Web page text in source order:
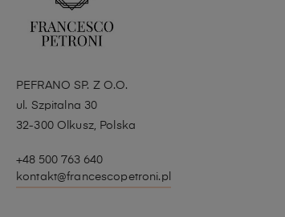
PEFRANO SP. Z O.O.
ul. Szpitalna 30
32-300 Olkusz, Polska
+48 500 763 640
kontakt@francescopetroni.pl